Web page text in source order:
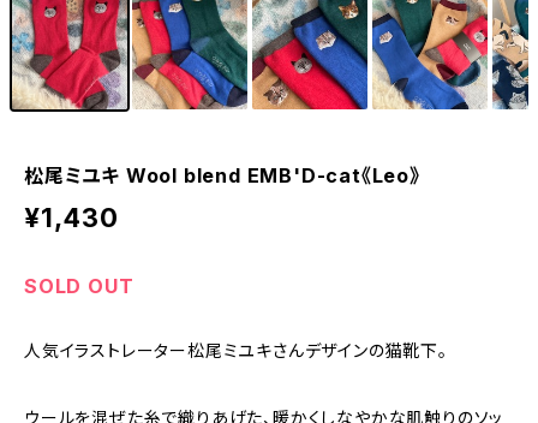
松尾ミユキ Wool blend EMB'D-cat《Leo》
¥1,430
SOLD OUT
人気イラストレーター松尾ミユキさんデザインの猫靴下。
ウールを混ぜた糸で織りあげた、暖かくしなやかな肌触りのソッ